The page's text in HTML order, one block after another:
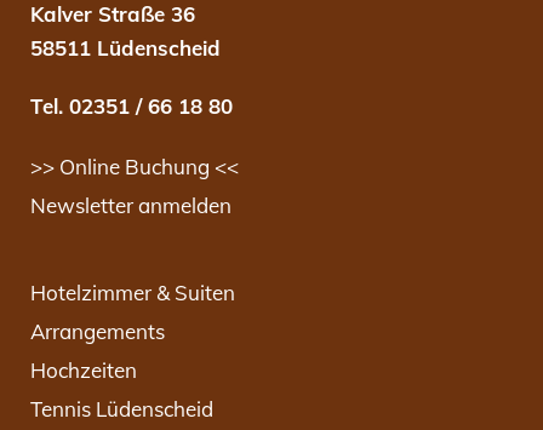
Kalver Straße 36
58511 Lüdenscheid
Tel. 02351 / 66 18 80
>> Online Buchung <<
Newsletter anmelden
Hotelzimmer & Suiten
Arrangements
Hochzeiten
Tennis Lüdenscheid